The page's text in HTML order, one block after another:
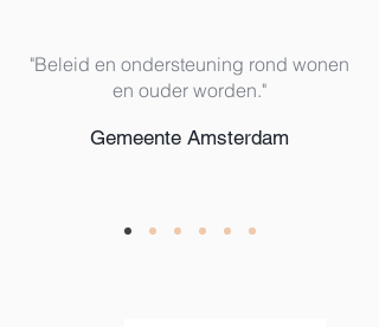
"Beleid en ondersteuning rond wonen
en ouder worden."
Gemeente Amsterdam